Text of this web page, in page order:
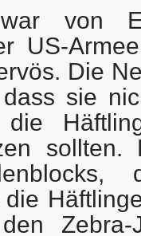
von
US-
Die
sie
die
sollten.